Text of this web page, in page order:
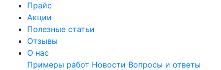
Прайс
Акции
Полезные статьи
Отзывы
О нас
Примеры работ Новости Вопросы и ответы